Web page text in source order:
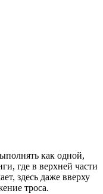
как одной,
где в верхней части
здесь даже вверху
троса.